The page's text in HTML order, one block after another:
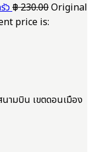
ว฿230.00Original
price is:
ามบิน เขตดอนเมือง